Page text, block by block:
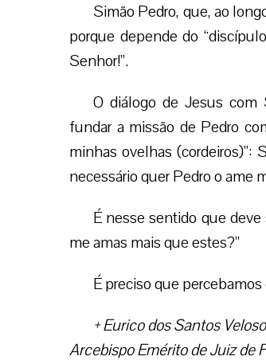
Simão Pedro, que, ao
porque depende do
Senhor!”.
O diálogo de Jesus com
fundar a missão de Pedro
minhas ovelhas (cordeiros)”:
necessário quer Pedro o ame
É nesse sentido que
me amas mais que estes?”
É preciso que
+ Eurico dos Santos Veloso
Arcebispo Emérito de Juiz de